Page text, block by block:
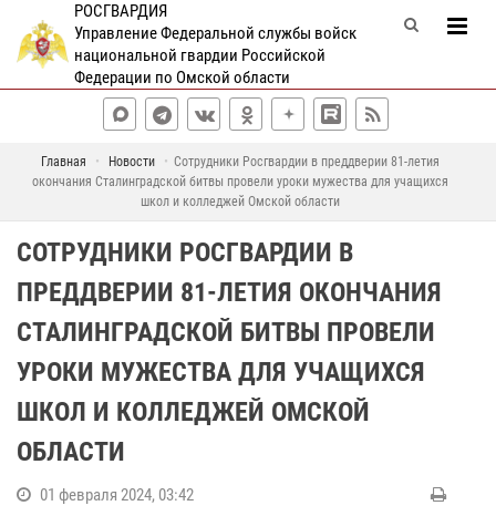
РОСГВАРДИЯ
Управление Федеральной службы войск
национальной гвардии Российской
Федерации по Омской области
Главная Новости
Сотрудники Росгвардии в преддверии 81-летия
окончания Сталинградской битвы провели уроки мужества для учащихся
школ и колледжей Омской области
СОТРУДНИКИ РОСГВАРДИИ В
ПРЕДДВЕРИИ 81-ЛЕТИЯ ОКОНЧАНИЯ
СТАЛИНГРАДСКОЙ БИТВЫ ПРОВЕЛИ
УРОКИ МУЖЕСТВА ДЛЯ УЧАЩИХСЯ
ШКОЛ И КОЛЛЕДЖЕЙ ОМСКОЙ
ОБЛАСТИ
01 февраля 2024, 03:42